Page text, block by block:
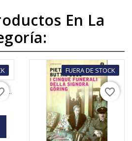
En La
FUERA DE STOCK
favorite_border